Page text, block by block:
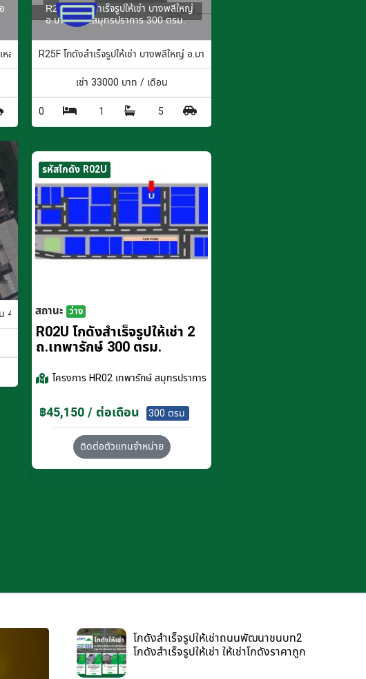
หลมฉบัง 484 ตร.ม.
R25F โกดังสำเร็จรูปให้เช่า บางพลีใหญ่
อ.บางพลี จ.สมุทรปราการ 300 ตรม.
R25F โกดังสำเร็จรูปให้เช่า บางพลีใหญ่ อ.บางพลี จ.สมุทรปราการ 300 ตรม.
เช่า 33000 บาท / เดือน
0
1 5
น 400 ตรม.
รหัสโกดัง R02U
สถานะ ว่าง
R02U โกดังสำเร็จรูปให้เช่า 2
ถ.เทพารักษ์ 300 ตรม.
โครงการHR02 เทพารักษ์ สมุทรปราการ
฿45,150 / ต่อเดือน 300 ตรม.
ติดต่อตัวแทนจำหน่าย
โกดังสำเร็จรูปให้เช่าถนนพัฒนาชนบท2
โกดังสำเร็จรูปให้เช่า ให้เช่าโกดังราคาถูก